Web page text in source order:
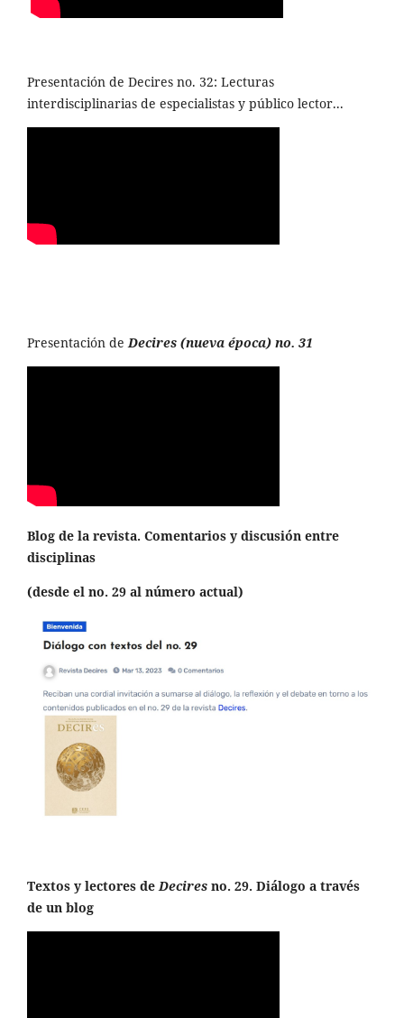
Presentación de Decires no. 32: Lecturas
interdisciplinarias de especialistas y público lector...
Presentación deDecires (nueva época) no. 31
Blog de la revista. Comentarios y discusión entre
disciplinas
(desde el no. 29 al número actual)
Textos y lectores deDecires no. 29. Diálogo a través
de un blog